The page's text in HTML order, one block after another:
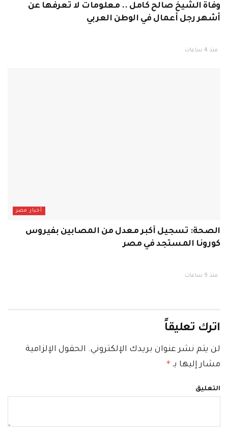
وفاة الشيخ صالح كامل .. معلومات لا تعرفها عن
أشهر رجل أعمال في الوطن العربي
منذ 4 ساعات
أخبار مصر
الصحة: تسجيل أكبر معدل من المصابين بفيروس
كورونا المستجد في مصر
منذ 9 ساعات
اترك تعليقاً
لن يتم نشر عنوان بريدك الإلكتروني. الحقول الإلزامية
مشار إليها بـ *
التعليق